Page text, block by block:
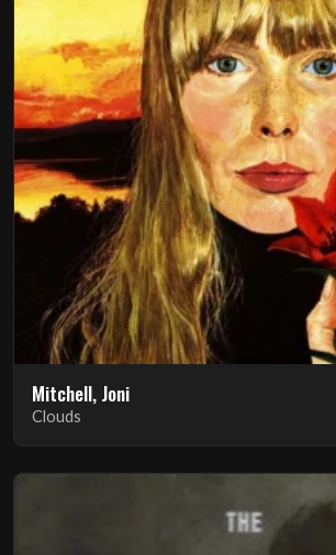
Mitchell, Joni
Clouds